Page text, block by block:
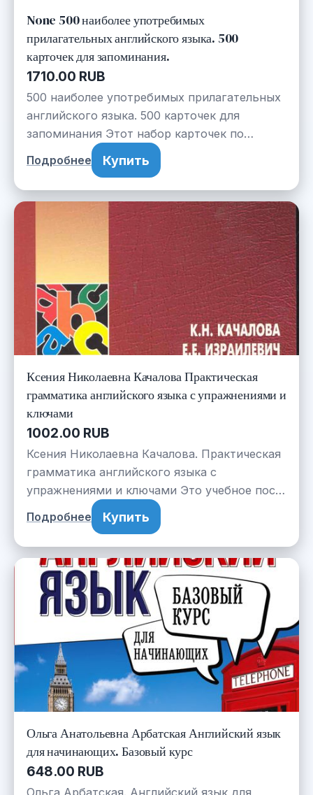
None 500 наиболее употребимых
прилагательных английского языка. 500
карточек для запоминания.
1710.00 RUB
500 наиболее употребимых прилагательных
английского языка. 500 карточек для
запоминания Этот набор карточек по…
Подробнее Купить
Ксения Николаевна Качалова Практическая
грамматика английского языка с упражнениями и
ключами
1002.00 RUB
Ксения Николаевна Качалова. Практическая
грамматика английского языка с
упражнениями и ключами Это учебное пос…
Подробнее Купить
Ольга Анатольевна Арбатская Английский язык
для начинающих. Базовый курс
648.00 RUB